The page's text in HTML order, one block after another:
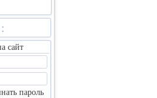
:
сайт
пароль